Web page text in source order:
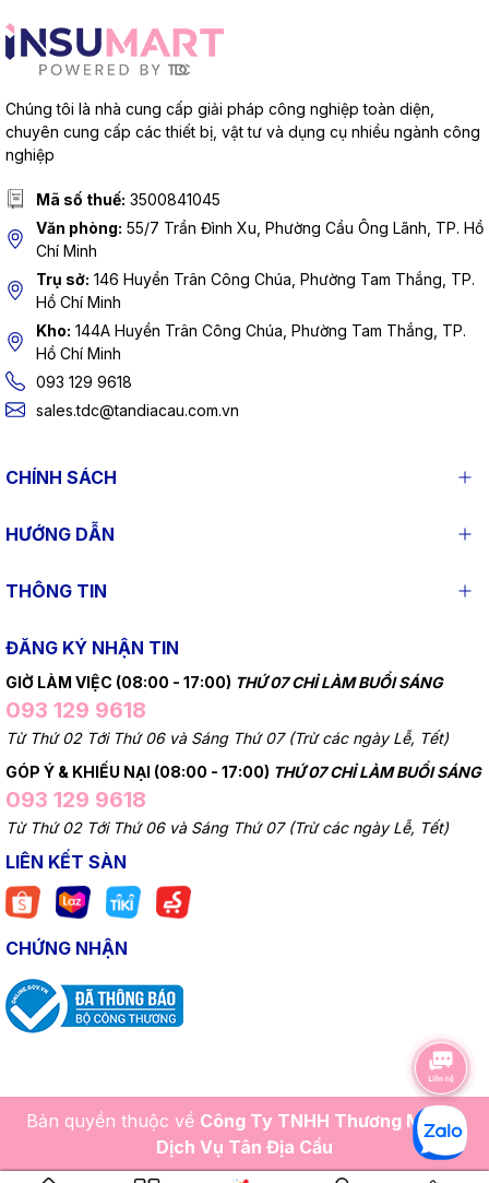
Chúng tôi là nhà cung cấp giải pháp công nghiệp toàn diện,
chuyên cung cấp các thiết bị, vật tư và dụng cụ nhiều ngành công
nghiệp
Mã số thuế: 3500841045
Văn phòng: 55/7 Trần Đình Xu, Phường Cầu Ông Lãnh, TP. Hồ
Chí Minh
Trụ sở: 146 Huyền Trân Công Chúa, Phường Tam Thắng, TP.
Hồ Chí Minh
Kho: 144A Huyền Trân Công Chúa, Phường Tam Thắng, TP.
Hồ Chí Minh
093 129 9618
sales.tdc@tandiacau.com.vn
CHÍNH SÁCH
HƯỚNG DẪN
THÔNG TIN
ĐĂNG KÝ NHẬN TIN
GIỜ LÀM VIỆC (08:00 - 17:00) THỨ 07 CHỈ LÀM BUỔI SÁNG
093 129 9618
Từ Thứ 02 Tới Thứ 06 và Sáng Thứ 07 (Trừ các ngày Lễ, Tết)
GÓP Ý & KHIẾU NẠI (08:00 - 17:00) THỨ 07 CHỈ LÀM BUỔI SÁNG
093 129 9618
Từ Thứ 02 Tới Thứ 06 và Sáng Thứ 07 (Trừ các ngày Lễ, Tết)
LIÊN KẾT SÀN
CHỨNG NHẬN
Bản quyền thuộc về Công Ty TNHH Thương Mại Và
Dịch Vụ Tân Địa Cầu